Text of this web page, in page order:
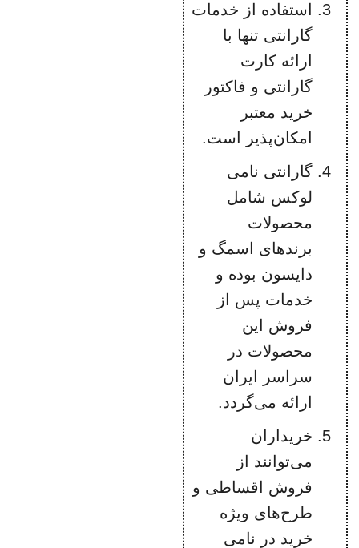
استفاده از خدمات
گارانتی تنها با
ارائه کارت
گارانتی و فاکتور
خرید معتبر
امکان‌پذیر است.
گارانتی نامی
لوکس شامل
محصولات
برندهای اسمگ و
دایسون بوده و
خدمات پس از
فروش این
محصولات در
سراسر ایران
ارائه می‌گردد.
خریداران
می‌توانند از
فروش اقساطی و
طرح‌های ویژه
خرید در نامی